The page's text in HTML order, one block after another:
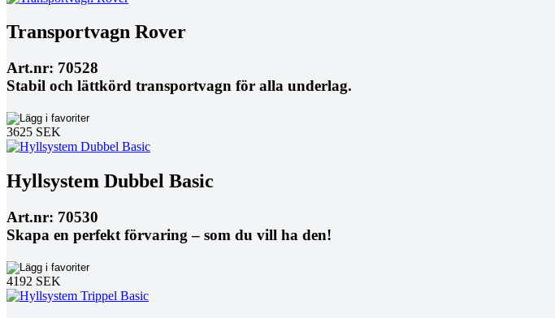
Transportvagn Rover
Art.nr: 70528
Stabil och lättkörd transportvagn för alla underlag.
3625 SEK
Hyllsystem Dubbel Basic
Art.nr: 70530
Skapa en perfekt förvaring – som du vill ha den!
4192 SEK